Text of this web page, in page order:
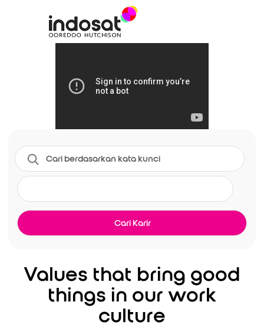
Values that bring good
things in our work
culture